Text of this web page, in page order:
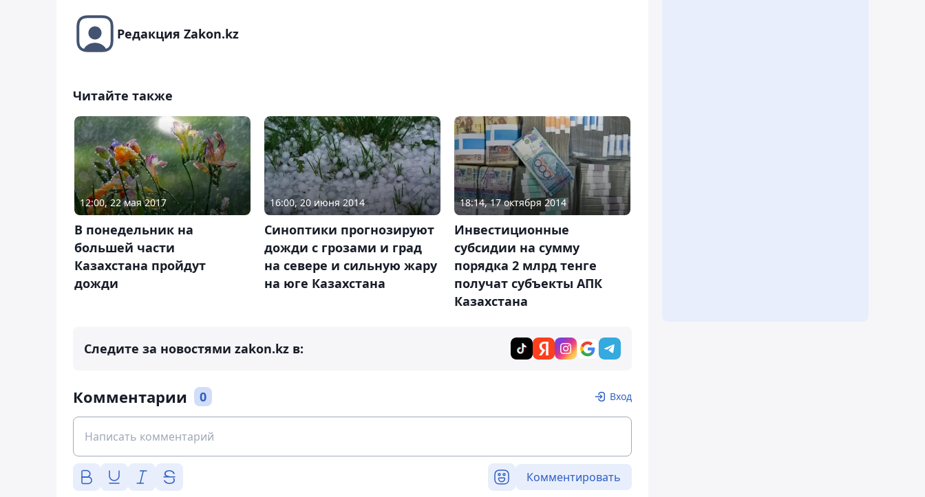
Редакция Zakon.kz
Читайте также
12:00, 22 мая 2017
В понедельник на
большей части
Казахстана пройдут
дожди
16:00, 20 июня 2014
Синоптики прогнозируют
дожди с грозами и град
на севере и сильную жару
на юге Казахстана
18:14, 17 октября 2014
Инвестиционные
субсидии на сумму
порядка 2 млрд тенге
получат субъекты АПК
Казахстана
Следите за новостями zakon.kz в:
Комментарии 0 Вход
Комментировать